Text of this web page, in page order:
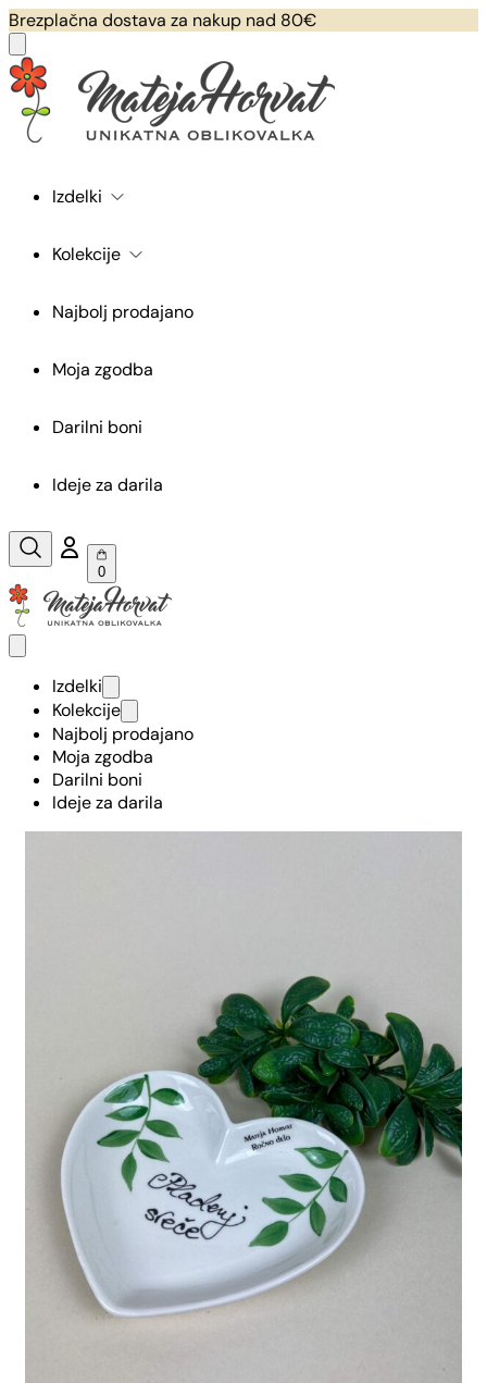
Brezplačna dostava za nakup nad 80€
Izdelki
Kolekcije
Najbolj prodajano
Moja zgodba
Darilni boni
Ideje za darila
0
Izdelki
Kolekcije
Najbolj prodajano
Moja zgodba
Darilni boni
Ideje za darila